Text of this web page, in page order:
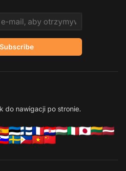
Subscribe
do nawigacji po stronie.